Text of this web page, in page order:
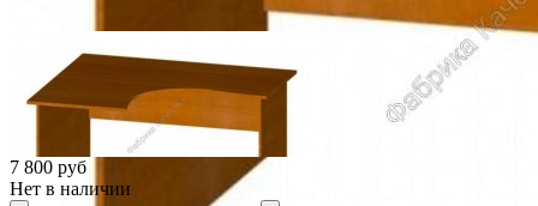
7 800 руб
Нет в наличии